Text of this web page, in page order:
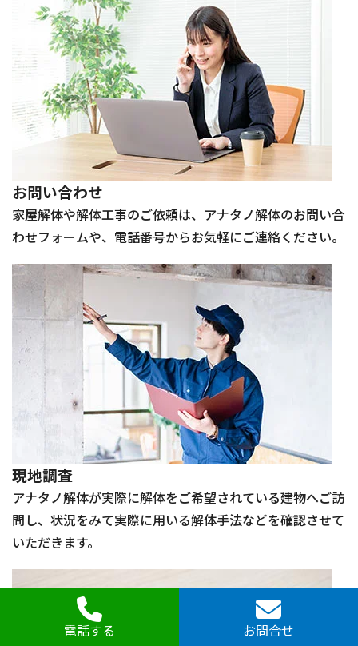
お問い合わせ
家屋解体や解体工事のご依頼は、アナタノ解体のお問い合
わせフォームや、電話番号からお気軽にご連絡ください。
現地調査
アナタノ解体が実際に解体をご希望されている建物へご訪
問し、状況をみて実際に用いる解体手法などを確認させて
いただきます。
電話する お問合せ